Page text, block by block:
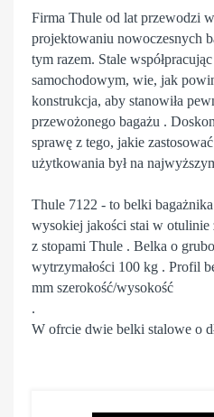
Firma Thule od lat przewodzi
projektowaniu nowoczesnych
tym razem. Stale
samochodowym, wie, jak
konstrukcja, aby stanowiła
przewożonego bagażu .
sprawę z tego, jakie
użytkowania był na
Thule 7122 - to belki
wysokiej jakości stai w
z stopami Thule . Belka o
wytrzymałości 100 kg . Profil
mm szerokość/wysokość
.
W ofrcie dwie belki stalowe o